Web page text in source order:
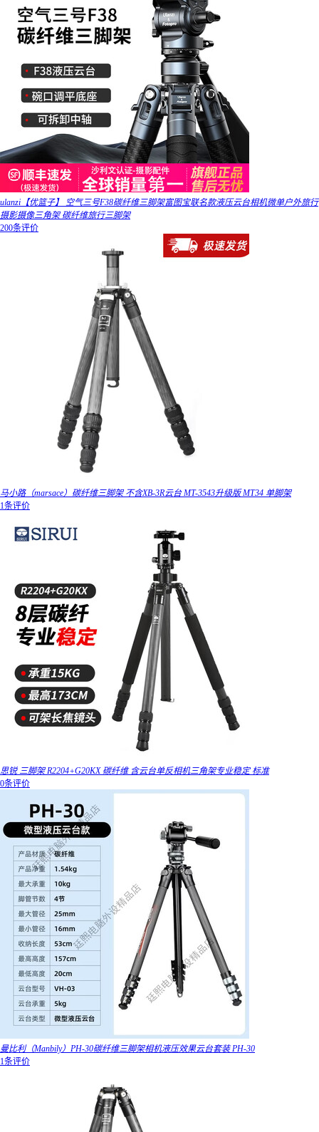
ulanzi【优篮子】 空气三号F38碳纤维三脚架富图宝联名款液压云台相机微单户外旅行
摄影摄像三角架 碳纤维旅行三脚架
200条评价
马小路（marsace）碳纤维三脚架 不含XB-3R云台 MT-3543升级版 MT34 单脚架
1条评价
思锐 三脚架 R2204+G20KX 碳纤维 含云台单反相机三角架专业稳定 标准
0条评价
曼比利（Manbily）PH-30碳纤维三脚架相机液压效果云台套装 PH-30
1条评价